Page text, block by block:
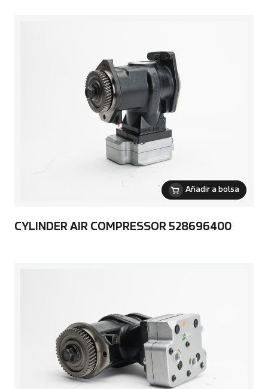
Añadir a bolsa
CYLINDER AIR COMPRESSOR 528696400